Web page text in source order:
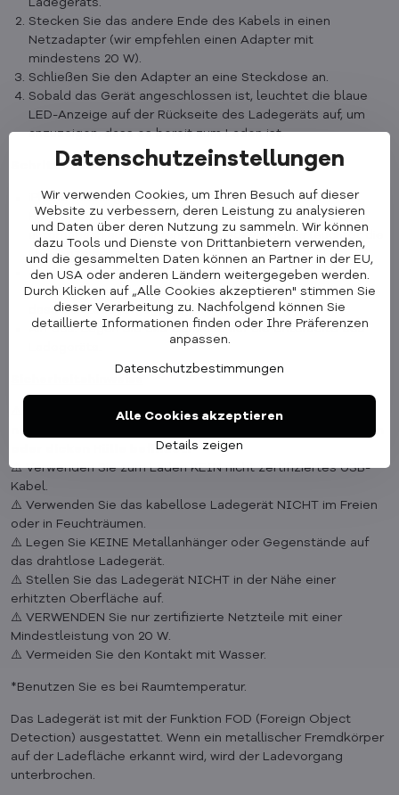
Ladegeräts.
Stecken Sie das andere Ende des Kabels in einen
Netzadapter (wir empfehlen einen Adapter mit
mindestens 20 W).
Schließen Sie den Adapter an eine Steckdose an.
Sobald das Gerät angeschlossen ist, leuchtet die blaue
LED-Anzeige auf der Rückseite des Ladegeräts auf, um
anzuzeigen, dass es bereit zum Laden ist.
Schritt 2: Aufladen des Geräts
iPhone mit MagSafe:Legen Sie Ihr iPhone auf die
Hauptladefläche. Die Magneten richten das Telefon
automatisch aus. Während des Ladevorgangs leuchtet die
LED-Anzeige rot.
Apple Watch: Sobald sie angeschlossen ist, leuchtet ein
grüner Blitz auf dem Display der Uhr auf, um anzuzeigen,
dass der Ladevorgang begonnen hat.
AirPods: Legen Sie das Gehäuse auf die Unterseite des
Das kabellose Laden funktioniert möglicherweise
nicht richtig, wenn sich das iPhone in einer ungeeigneten
oder dicken Hülle befindet.
⚠️ Verwenden Sie zum Laden KEIN nicht zertifiziertes USB-
Kabel.
⚠️ Verwenden Sie das kabellose Ladegerät NICHT im Freien
oder in Feuchträumen.
⚠️ Legen Sie KEINE Metallanhänger oder Gegenstände auf
das drahtlose Ladegerät.
⚠️ Stellen Sie das Ladegerät NICHT in der Nähe einer
erhitzten Oberfläche auf.
⚠️ VERWENDEN Sie nur zertifizierte Netzteile mit einer
Mindestleistung von 20 W.
⚠️ Vermeiden Sie den Kontakt mit Wasser.
*Benutzen Sie es bei Raumtemperatur.
Das Ladegerät ist mit der Funktion FOD (Foreign Object
Detection) ausgestattet. Wenn ein metallischer Fremdkörper
auf der Ladefläche erkannt wird, wird der Ladevorgang
unterbrochen.
Datenschutzeinstellungen
Wir verwenden Cookies, um Ihren Besuch auf dieser
Website zu verbessern, deren Leistung zu analysieren
und Daten über deren Nutzung zu sammeln. Wir können
dazu Tools und Dienste von Drittanbietern verwenden,
und die gesammelten Daten können an Partner in der EU,
den USA oder anderen Ländern weitergegeben werden.
Durch Klicken auf „Alle Cookies akzeptieren" stimmen Sie
dieser Verarbeitung zu. Nachfolgend können Sie
detaillierte Informationen finden oder Ihre Präferenzen
anpassen.
Datenschutzbestimmungen
Details zeigen
Alle Cookies akzeptieren